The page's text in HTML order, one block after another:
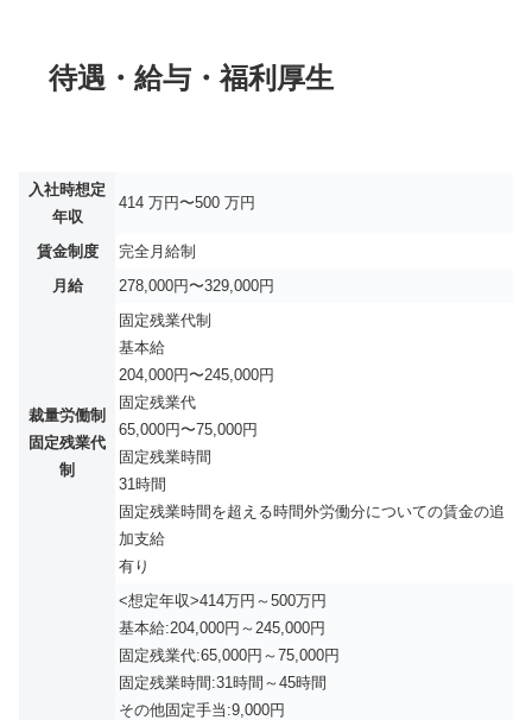
待遇・給与・福利厚生
入社時想定
年収
414 万円〜500 万円
賃金制度
完全月給制
月給
278,000円〜329,000円
裁量労働制
固定残業代
制
固定残業代制
基本給
204,000円〜245,000円
固定残業代
65,000円〜75,000円
固定残業時間
31時間
固定残業時間を超える時間外労働分についての賃金の追
加支給
有り
<想定年収>414万円～500万円
基本給:204,000円～245,000円
固定残業代:65,000円～75,000円
固定残業時間:31時間～45時間
その他固定手当:9,000円